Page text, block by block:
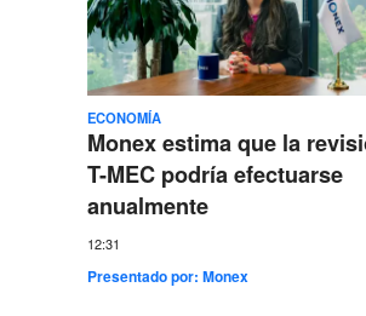
ECONOMÍA
Monex estima que la
T-MEC podría efectuarse
anualmente
12:31
Presentado por:Monex